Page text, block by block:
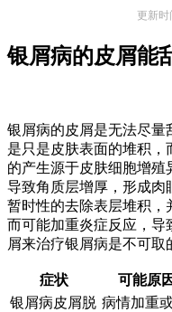
更新时
银屑病的皮屑能
银屑病的皮屑是无法尽量
是只是皮肤表面的堆积，
的产生源于皮肤细胞增殖
导致角质层增厚，形成肉
暂时性的去除表层堆积，
而可能加重炎症反应，导
屑来治疗银屑病是不可取
症状 可能原因
银屑病皮屑脱 病情加重